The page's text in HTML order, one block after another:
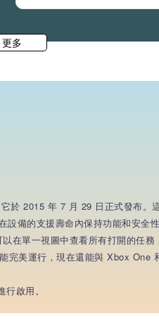
更多
2015 年 7 月 29 日正式發布。
備的支援壽命內保持功能和安全
在單一視圖中查看所有打開的任
美運行，現在還能與 Xbox One
啟用。